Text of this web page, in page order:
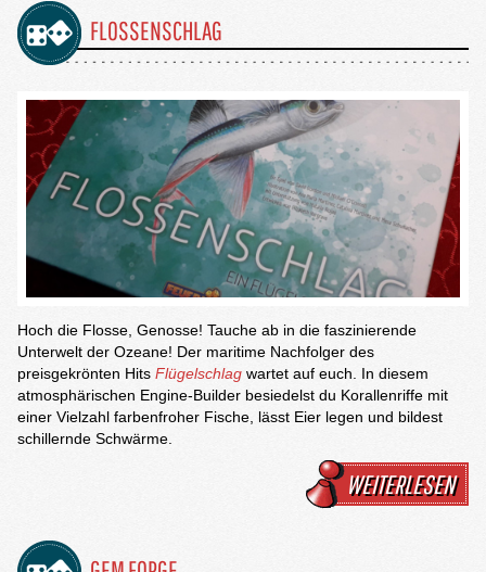
FLOSSENSCHLAG
Hoch die Flosse, Genosse! Tauche ab in die faszinierende
Unterwelt der Ozeane! Der maritime Nachfolger des
preisgekrönten Hits Flügelschlag wartet auf euch. In diesem
atmosphärischen Engine-Builder besiedelst du Korallenriffe mit
einer Vielzahl farbenfroher Fische, lässt Eier legen und bildest
schillernde Schwärme.
WEITERLESEN